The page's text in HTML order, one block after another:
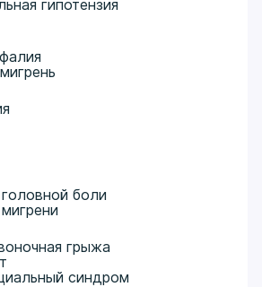
гипотензия
боли
грыжа
синдром